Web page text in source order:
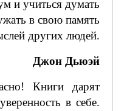
и учиться думать
в свою память
других людей.
Джон Дьюэй
Книги дарят
в себе.